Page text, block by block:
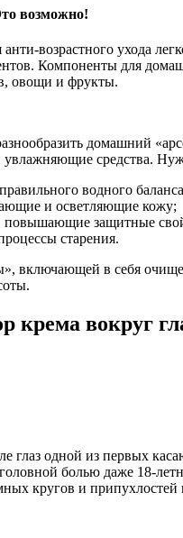
возможно!
возрастного ухода
Компоненты для
овощи и фрукты.
домашний
средства.
водного
и осветляющие кожу;
повышающие защитные
старения.
включающей в себя
крема вокруг
глаз одной из первых
болью даже 18-
кругов и припухлостей